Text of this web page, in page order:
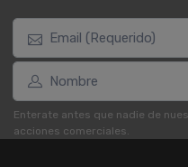
Enterate antes que nadie de
acciones comerciales.